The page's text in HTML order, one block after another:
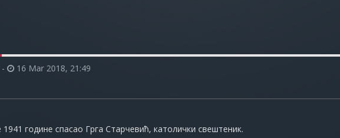
- 16 Mar 2018, 21:49
1941 године спасао Грга Старчевић, католички свештеник.